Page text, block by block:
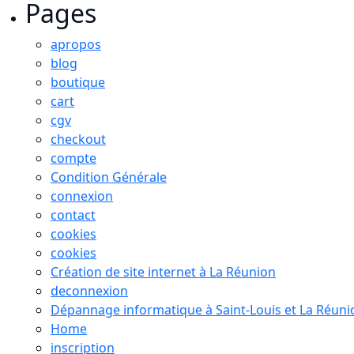
Pages
apropos
blog
boutique
cart
cgv
checkout
compte
Condition Générale
connexion
contact
cookies
cookies
Création de site internet à La Réunion
deconnexion
Dépannage informatique à Saint-Louis et La
Home
inscription